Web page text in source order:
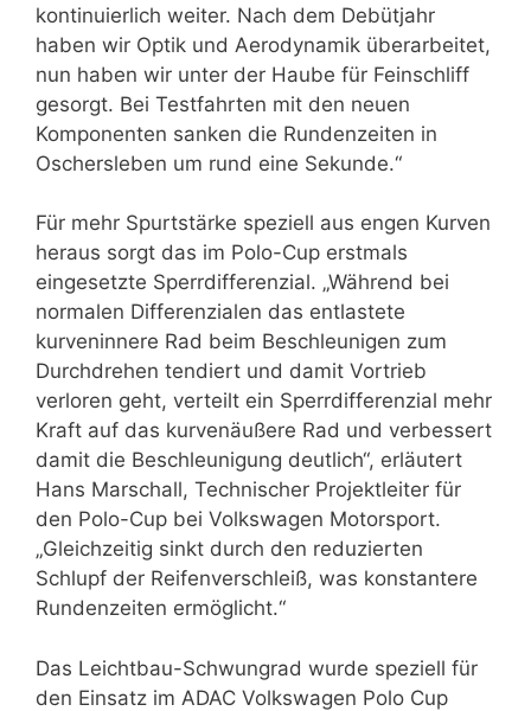
kontinuierlich weiter. Nach dem Debütjahr
haben wir Optik und Aerodynamik überarbeitet,
nun haben wir unter der Haube für Feinschliff
gesorgt. Bei Testfahrten mit den neuen
Komponenten sanken die Rundenzeiten in
Oschersleben um rund eine Sekunde.“
Für mehr Spurtstärke speziell aus engen Kurven
heraus sorgt das im Polo-Cup erstmals
eingesetzte Sperrdifferenzial. „Während bei
normalen Differenzialen das entlastete
kurveninnere Rad beim Beschleunigen zum
Durchdrehen tendiert und damit Vortrieb
verloren geht, verteilt ein Sperrdifferenzial mehr
Kraft auf das kurvenäußere Rad und verbessert
damit die Beschleunigung deutlich“, erläutert
Hans Marschall, Technischer Projektleiter für
den Polo-Cup bei Volkswagen Motorsport.
„Gleichzeitig sinkt durch den reduzierten
Schlupf der Reifenverschleiß, was konstantere
Rundenzeiten ermöglicht.“
Das Leichtbau-Schwungrad wurde speziell für
den Einsatz im ADAC Volkswagen Polo Cup